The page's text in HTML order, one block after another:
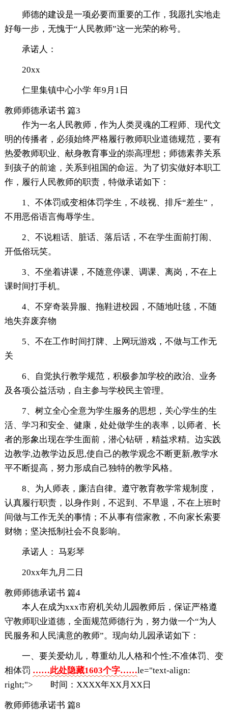
师德的建设是一项必要而重要的工作，我愿扎实地走
好每一步，无愧于“人民教师”这一光荣的称号。
承诺人：
20xx
仁里集镇中心小学 年9月1日
教师师德承诺书 篇3
作为一名人民教师，作为人类灵魂的工程师、现代文
明的传播者，必须始终严格履行教师职业道德规范，要有
热爱教师职业、献身教育事业的崇高理想；师德素养关系
到孩子的前途，关系到祖国的命运。为了切实做好本职工
作，履行人民教师的职责，特做承诺如下：
1、不体罚或变相体罚学生，不歧视、排斥“差生”，
不用恶俗语言侮辱学生。
2、不说粗话、脏话、落后话，不在学生面前打闹、
开低俗玩笑。
3、不坐着讲课，不随意停课、调课、离岗，不在上
课时间打手机。
4、不穿奇装异服、拖鞋进校园，不随地吐毯，不随
地失弃废弃物
5、不在工作时间打牌、上网玩游戏，不做与工作无
关
6、自觉执行教学规范，积极参加学校的政治、业务
及各项公益活动，自主参与学校民主管理。
7、树立全心全意为学生服务的思想，关心学生的生
活、学习和安全、健康，处处做学生的表率，以师者、长
者的形象出现在学生面前，潜心钻研，精益求精。边实践
边教学,边教学边反思,使自己的教学观念不断更新,教学水
平不断提高，努力形成自己独特的教学风格。
8、为人师表，廉洁自律。遵守教育教学常规制度，
认真履行职责，以身作则，不迟到、不早退，不在上班时
间做与工作无关的事情；不从事有偿家教，不向家长索要
财物；坚决抵制社会不良影响。
承诺人： 马彩琴
20xx年九月二日
教师师德承诺书 篇4
本人在成为xxx市府机关幼儿园教师后，保证严格遵
守教师职业道德，全面规范师德行为，努力做一个“为人
民服务和人民满意的教师”。现向幼儿园承诺如下：
一、要关爱幼儿，尊重幼儿人格和个性;不准体罚、变
相体罚 ……此处隐藏1603个字……le="text-align:
right;"> 时间：XXXX年XX月XX日
教师师德承诺书 篇8